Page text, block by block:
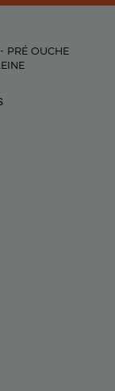
PRÉ OUCHE